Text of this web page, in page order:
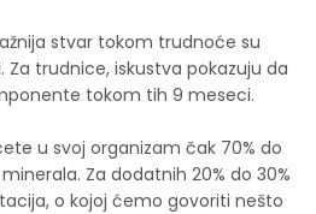
stvar tokom trudnoće su
trudnice, iskustva pokazuju da
tokom tih 9 meseci.
u svoj organizam čak 70% do
Za dodatnih 20% do 30%
o kojoj ćemo govoriti nešto